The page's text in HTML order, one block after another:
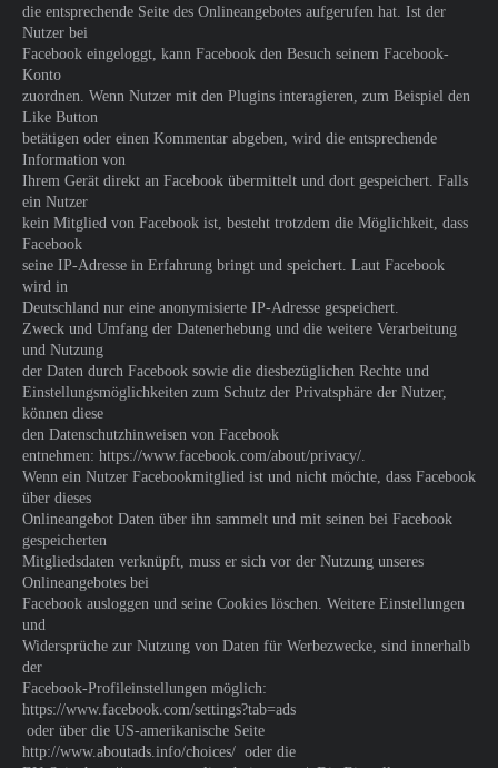
die entsprechende Seite des Onlineangebotes aufgerufen hat. Ist der
Nutzer bei
Facebook eingeloggt, kann Facebook den Besuch seinem Facebook-
Konto
zuordnen. Wenn Nutzer mit den Plugins interagieren, zum Beispiel den
Like Button
betätigen oder einen Kommentar abgeben, wird die entsprechende
Information von
Ihrem Gerät direkt an Facebook übermittelt und dort gespeichert. Falls
ein Nutzer
kein Mitglied von Facebook ist, besteht trotzdem die Möglichkeit, dass
Facebook
seine IP-Adresse in Erfahrung bringt und speichert. Laut Facebook
wird in
Deutschland nur eine anonymisierte IP-Adresse gespeichert.
Zweck und Umfang der Datenerhebung und die weitere Verarbeitung
und Nutzung
der Daten durch Facebook sowie die diesbezüglichen Rechte und
Einstellungsmöglichkeiten zum Schutz der Privatsphäre der Nutzer,
können diese
den Datenschutzhinweisen von Facebook
entnehmen: https://www.facebook.com/about/privacy/.
Wenn ein Nutzer Facebookmitglied ist und nicht möchte, dass Facebook
über dieses
Onlineangebot Daten über ihn sammelt und mit seinen bei Facebook
gespeicherten
Mitgliedsdaten verknüpft, muss er sich vor der Nutzung unseres
Onlineangebotes bei
Facebook ausloggen und seine Cookies löschen. Weitere Einstellungen
und
Widersprüche zur Nutzung von Daten für Werbezwecke, sind innerhalb
der
Facebook-Profileinstellungen möglich:
https://www.facebook.com/settings?tab=ads
oder über die US-amerikanische Seite
http://www.aboutads.info/choices/ oder die